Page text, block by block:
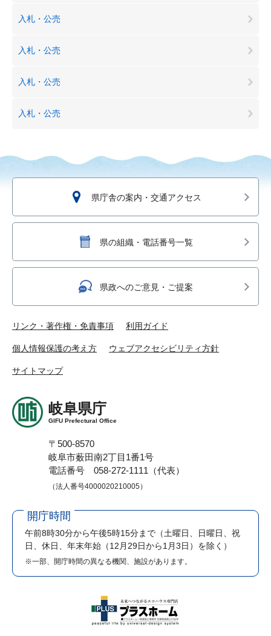
入札・公売
入札・公売
入札・公売
入札・公売
県庁舎の案内・交通アクセス
県の組織・電話番号一覧
県政へのご意見・ご提案
リンク・著作権・免責事項 利用ガイド
個人情報保護の考え方 ウェブアクセシビリティ方針
サイトマップ
岐阜県庁
GIFU Prefectural Office
〒500-8570
岐阜市薮田南2丁目1番1号
電話番号 058-272-1111（代表）
（法人番号4000020210005）
開庁時間
午前8時30分から午後5時15分まで （土曜日、日曜日、祝
日、休日、年末年始（12月29日から1月3日）を除く）
※一部、開庁時間の異なる機関、施設があります。